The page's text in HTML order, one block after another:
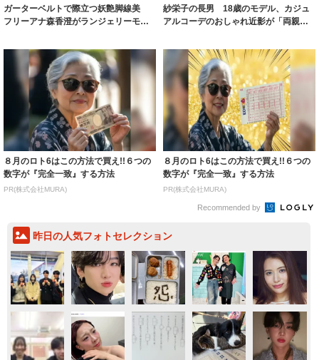
ガーターベルトで際立つ妖艶脚線美
フリーアナ森香澄がランジェリーモデ
紗栄子の長男 18歳のモデル、カジュ
アルコーデのおしゃれ近影が「両親の
８月のロト6はこの方法で買え!!６つの
数字が『完全一致』する方法
PR(株式会社MURA)
８月のロト6はこの方法で買え!!６つの
数字が『完全一致』する方法
PR(株式会社MURA)
Recommended by
昨日の人気フォトセレクション